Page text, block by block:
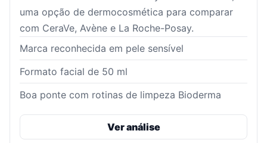
uma opção de dermocosmética para comparar
com CeraVe, Avène e La Roche-Posay.
Marca reconhecida em pele sensível
Formato facial de 50 ml
Boa ponte com rotinas de limpeza Bioderma
Ver análise